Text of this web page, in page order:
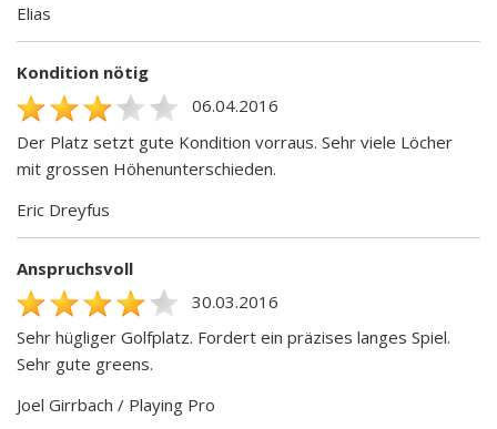
Elias
Kondition nötig
06.04.2016
Der Platz setzt gute Kondition vorraus. Sehr viele Löcher
mit grossen Höhenunterschieden.
Eric Dreyfus
Anspruchsvoll
30.03.2016
Sehr hügliger Golfplatz. Fordert ein präzises langes Spiel.
Sehr gute greens.
Joel Girrbach / Playing Pro